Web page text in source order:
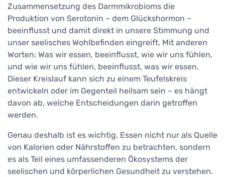
Zusammensetzung des Darmmikrobioms die
Produktion von Serotonin – dem Glückshormon –
beeinflusst und damit direkt in unsere Stimmung und
unser seelisches Wohlbefinden eingreift. Mit anderen
Worten: Was wir essen, beeinflusst, wie wir uns fühlen,
und wie wir uns fühlen, beeinflusst, was wir essen.
Dieser Kreislauf kann sich zu einem Teufelskreis
entwickeln oder im Gegenteil heilsam sein – es hängt
davon ab, welche Entscheidungen darin getroffen
werden.
Genau deshalb ist es wichtig, Essen nicht nur als Quelle
von Kalorien oder Nährstoffen zu betrachten, sondern
es als Teil eines umfassenderen Ökosystems der
seelischen und körperlichen Gesundheit zu verstehen.